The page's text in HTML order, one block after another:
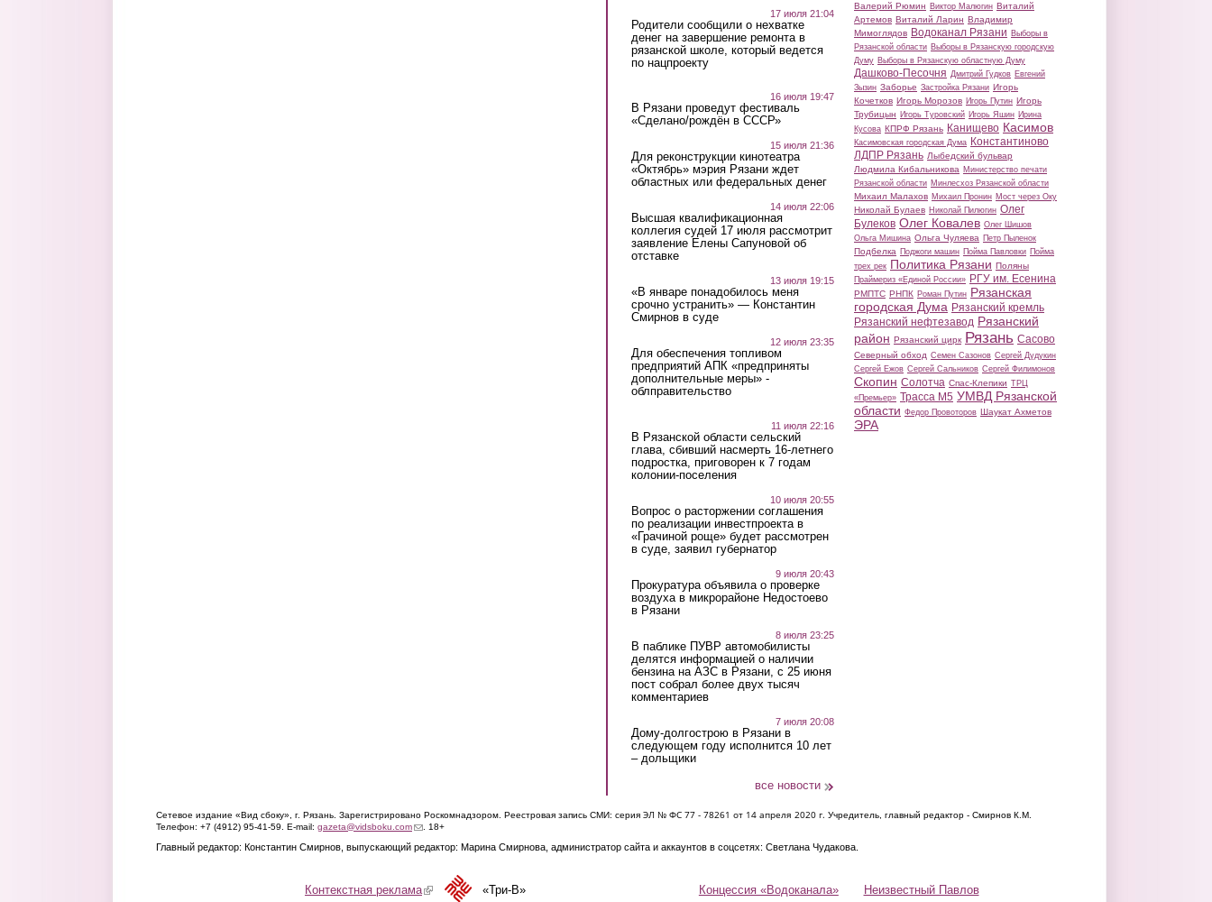
17 июля 21:04
Родители сообщили о нехватке
денег на завершение ремонта в
рязанской школе, который ведется
по нацпроекту
16 июля 19:47
В Рязани проведут фестиваль
«Сделано/рождён в СССР»
15 июля 21:36
Для реконструкции кинотеатра
«Октябрь» мэрия Рязани ждет
областных или федеральных денег
14 июля 22:06
Высшая квалификационная
коллегия судей 17 июля рассмотрит
заявление Елены Сапуновой об
отставке
13 июля 19:15
«В январе понадобилось меня
срочно устранить» — Константин
Смирнов в суде
12 июля 23:35
Для обеспечения топливом
предприятий АПК «предприняты
дополнительные меры» -
облправительство
11 июля 22:16
В Рязанской области сельский
глава, сбивший насмерть 16-летнего
подростка, приговорен к 7 годам
колонии-поселения
10 июля 20:55
Вопрос о расторжении соглашения
по реализации инвестпроекта в
«Грачиной роще» будет рассмотрен
в суде, заявил губернатор
9 июля 20:43
Прокуратура объявила о проверке
воздуха в микрорайоне Недостоево
в Рязани
8 июля 23:25
В паблике ПУВР автомобилисты
делятся информацией о наличии
бензина на АЗС в Рязани, с 25 июня
пост собрал более двух тысяч
комментариев
7 июля 20:08
Дому-долгострою в Рязани в
следующем году исполнится 10 лет
– дольщики
все новости
Валерий Рюмин Виктор Малюгин Виталий
Артемов Виталий Ларин Владимир
Мимоглядов Водоканал Рязани Выборы в
Рязанской области Выборы в Рязанскую городскую
Думу Выборы в Рязанскую областную Думу
Дашково-Песочня Дмитрий Гудков Евгений
Зызин Заборье Застройка Рязани Игорь
Кочетков Игорь Морозов Игорь Путин Игорь
Трубицын Игорь Туровский Игорь Яшин Ирина
Кусова КПРФ Рязань Канищево Касимов
Касимовская городская Дума Константиново
ЛДПР Рязань Лыбедский бульвар
Людмила Кибальникова Министерство печати
Рязанской области Минлесхоз Рязанской области
Михаил Малахов Михаил Пронин Мост через Оку
Николай Булаев Николай Пилюгин Олег
Булеков Олег Ковалев Олег Шишов
Ольга Мишина Ольга Чуляева Петр Пыленок
Подбелка Поджоги машин Пойма Павловки Пойма
трех рек Политика Рязани Поляны
Праймериз «Единой России» РГУ им. Есенина
РМПТС РНПК Роман Путин Рязанская
городская Дума Рязанский кремль
Рязанский нефтезавод Рязанский
район Рязанский цирк Рязань Сасово
Северный обход Семен Сазонов Сергей Дудукин
Сергей Ежов Сергей Сальников Сергей Филимонов
Скопин Солотча Спас-Клепики ТРЦ
«Премьер» Трасса М5 УМВД Рязанской
области Федор Провоторов Шаукат Ахметов
ЭРА
Сетевое издание «Вид сбоку», г. Рязань. Зарегистрировано Роскомнадзором. Реестровая запись СМИ: серия ЭЛ № ФС 77 - 78261 от 14 апреля 2020 г. Учредитель, главный редактор - Смирнов К.М.
Телефон: +7 (4912) 95-41-59. E-mail: gazeta@vidsboku.com(link sends e-mail)
. 18+
Главный редактор: Константин Смирнов, выпускающий редактор: Марина Смирнова, администратор сайта и аккаунтов в соцсетях: Светлана Чудакова.
Концессия «Водоканала» Неизвестный Павлов
Контекстная реклама(link is external)«Три-В»